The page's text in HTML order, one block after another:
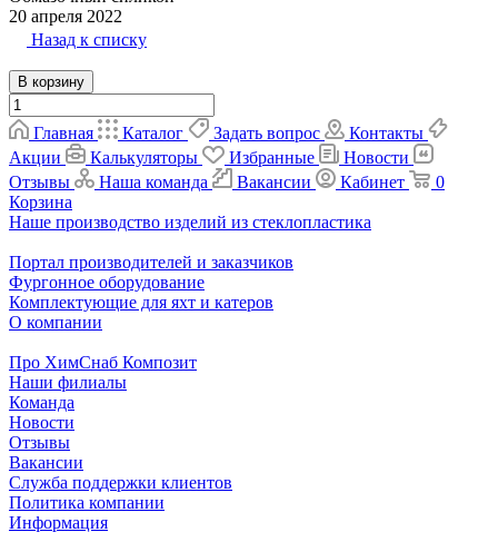
20 апреля 2022
Назад к списку
В корзину
Главная Каталог Задать вопрос
Контакты
Акции
Калькуляторы Избранные
Новости
Отзывы
Наша команда Вакансии Кабинет
0
Корзина
Наше производство изделий из стеклопластика
Портал производителей и заказчиков
Фургонное оборудование
Комплектующие для яхт и катеров
О компании
Про ХимСнаб Композит
Наши филиалы
Команда
Новости
Отзывы
Вакансии
Служба поддержки клиентов
Политика компании
Информация